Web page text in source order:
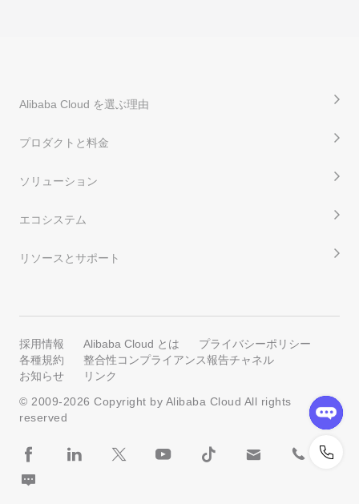
Alibaba Cloud を選ぶ理由
プロダクトと料金
ソリューション
エコシステム
リソースとサポート
採用情報 Alibaba Cloud とは
プライバシーポリシー
各種規約
整合性コンプライアンス報告チャネル
お知らせ
リンク
© 2009-2026 Copyright by Alibaba Cloud All rights
reserved